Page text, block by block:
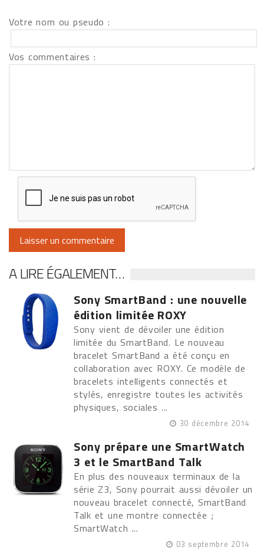
Votre nom ou pseudo :
Vos commentaires :
A LIRE ÉGALEMENT…
Sony SmartBand : une nouvelle
édition limitée ROXY
Sony vient de dévoiler une édition
limitée du SmartBand. Le nouveau
bracelet SmartBand a été conçu en
collaboration avec ROXY. Ce modèle de
bracelets intelligents connectés et
stylés, enregistre toutes les activités
physiques, sociales ...
30 décembre 2014
Sony prépare une SmartWatch
3 et le SmartBand Talk
En plus des nouveaux terminaux de la
série Z3, Sony pourrait aussi dévoiler un
nouveau bracelet connecté, SmartBand
Talk et une montre connectée ;
SmartWatch ...
03 septembre 2014